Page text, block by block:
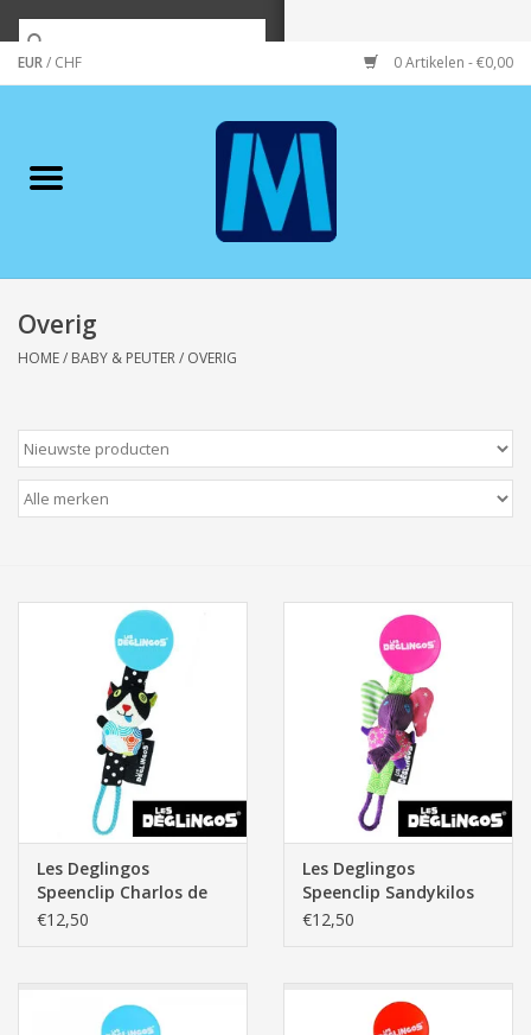
EUR/ CHF 0 Artikelen - €0,00
Merken
Wonen/koken/huishouden
Wenskaarten
Zeeuws/Streek
Baby & Peuter
Speelgoed & hobby
Cadeau & feest
Overig
HOME/ BABY & PEUTER/ OVERIG
Les Deglingos
Speenclip Charlos de
Kat
€12,50
Les Deglingos
Speenclip Sandykilos
de Olifant
€12,50